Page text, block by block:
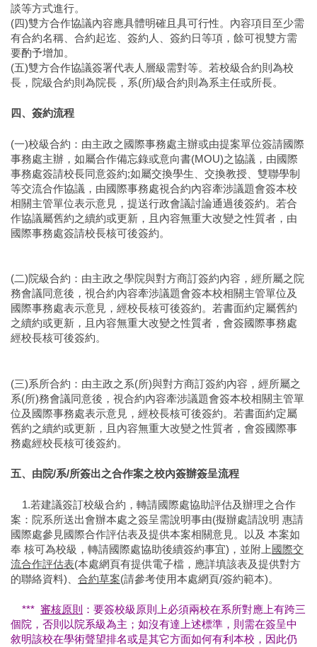
談等方式進行。
(四)雙方合作協議內容應具體明確且具可行性。內容項目至少需
有合約名稱、合約起迄、簽約人、簽約日等項，餘可視雙方需
要酌予增加。
(五)雙方合作協議簽署代表人層級需對等。若校級合約則為校
長，院級合約則為院長，系(所)級合約則為系主任或所長。
四、簽約流程
(一)校級合約：由主政之國際事務處主辦或由提案單位簽請國際
事務處主辦，如屬合作備忘錄或意向書(MOU)之協議，由國際
事務處簽請校長同意簽約;如屬交換學生、交換教授、雙聯學制
等交流合作協議，由國際事務處視合約內容牽涉議題會簽本校
相關主管單位表示意見，提送行政會議討論通過後簽約。若合
作協議屬舊約之續約或更新，且內容無重大改變之性質者，由
國際事務處簽請校長核可後簽約。
(二)院級合約：由主政之學院與對方商訂簽約內容，經所屬之院
務會議同意後，視合約內容牽涉議題會簽本校相關主管單位及
國際事務處表示意見，經校長核可後簽約。若書面約定屬舊約
之續約或更新，且內容無重大改變之性質者，會簽國際事務處
經校長核可後簽約。
(三)系所合約：由主政之系(所)與對方商訂簽約內容，經所屬之
系(所)務會議同意後，視合約內容牽涉議題會簽本校相關主管單
位及國際事務處表示意見，經校長核可後簽約。若書面約定屬
舊約之續約或更新，且內容無重大改變之性質者，會簽國際事
務處經校長核可後簽約。
五、由院/系/所簽出之合作案​之校內簽辦簽呈流程
1.若建議簽訂校級合約，轉請國際處協助評估及辦理之合作
案：院系所送出會辦本處之簽呈需說明事由(擬辦處請說明 惠請
國際處參見國際合作評估表及提供本案相關意見。以及 本案如
奉 核可為校級，轉請國際處協助後續簽約事宜)，並附上國際交
流合作評估表(本處網頁有提供電子檔，應詳填該表及提供對方
的聯絡資料)、 合約草案(請參考使用本處網頁/簽約範本)。
*** 審核原則 ：要簽校級原則上必須兩校在系所對應上有跨三
個院，否則以院系級為主；如沒有達上述標準，則需在簽呈中
敘明該校在學術聲望排名或是其它方面如何有利本校，因此仍